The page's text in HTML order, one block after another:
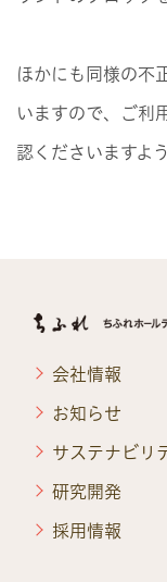
ほかにも同様の不
いますので、ご利
認くださいますよ
会社情報
お知らせ
サステナビリ
研究開発
採用情報